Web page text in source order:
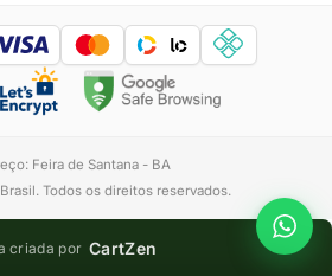
Feira de Santana - BA
Todos os direitos reservados.
criada por CartZen